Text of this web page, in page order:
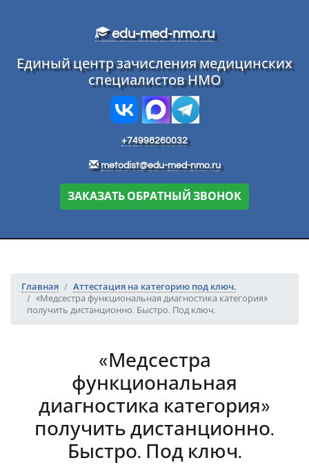
edu-med-nmo.ru
Единый центр зачисления медицинских
специалистов НМО
+74998260032
metodist@edu-med-nmo.ru
ЗАКАЗАТЬ ОБРАТНЫЙ ЗВОНОК
Главная
Аттестация на категорию под ключ.
«Медсестра функциональная диагностика категория»
получить дистанционно. Быстро. Под ключ.
«Медсестра
функциональная
диагностика категория»
получить дистанционно.
Быстро. Под ключ.